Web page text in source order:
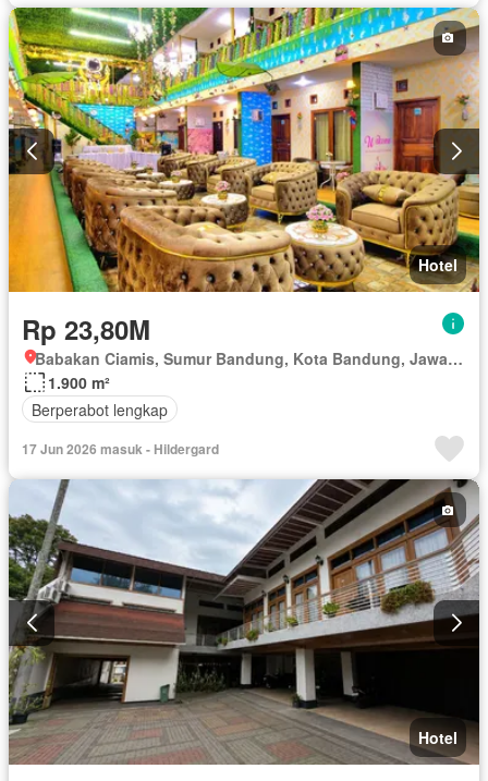
Hotel
Rp 23,80M
Babakan Ciamis, Sumur Bandung, Kota Bandung, Jawa Barat
1.900 m²
Berperabot lengkap
17 Jun 2026 masuk - Hildergard
Hotel